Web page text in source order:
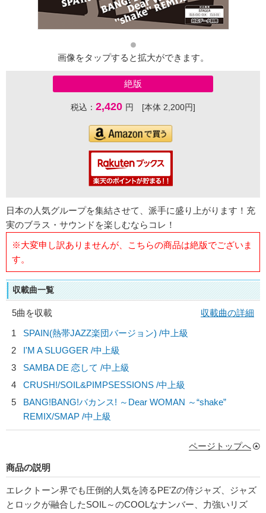
画像をタップすると拡大ができます。
絶版
税込： 2,420 円 [本体 2,200円]
日本の人気グループを集結させて、派手に盛り上がります！充
実のブラス・サウンドを楽しむならコレ！
※大変申し訳ありませんが、こちらの商品は絶版でございま
す。
収載曲一覧
5曲を収載
収載曲の詳細
1
SPAIN(熱帯JAZZ楽団バージョン) /中上級
2
I'M A SLUGGER /中上級
3
SAMBA DE 恋して /中上級
4
CRUSH!/SOIL&PIMPSESSIONS /中上級
5
BANG!BANG!バカンス! ～Dear WOMAN ～“shake”
REMIX/SMAP /中上級
ページトップへ
商品の説明
エレクトーン界でも圧倒的人気を誇るPE'Zの侍ジャズ、ジャズ
とロックが融合したSOIL～のCOOLなナンバー、力強いリズ